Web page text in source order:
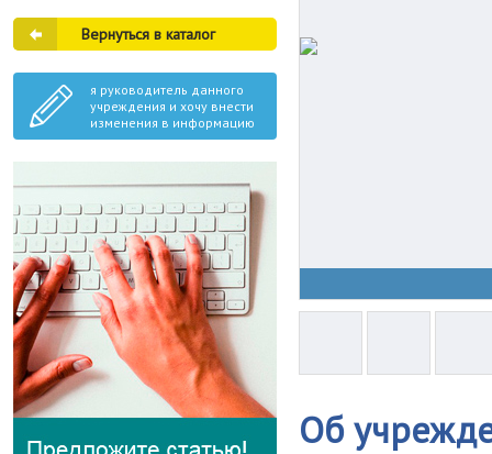
Вернуться в каталог
я руководитель данного
учреждения и хочу внести
изменения в информацию
Об